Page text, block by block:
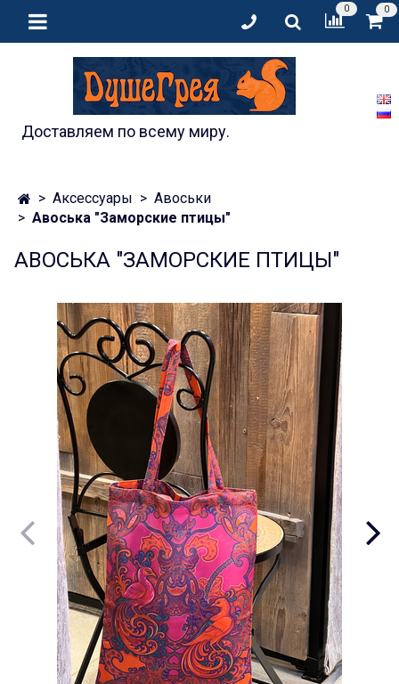
0 0
Доставляем по всему миру.
Аксессуары
Авоськи
Авоська "Заморские птицы"
АВОСЬКА "ЗАМОРСКИЕ ПТИЦЫ"